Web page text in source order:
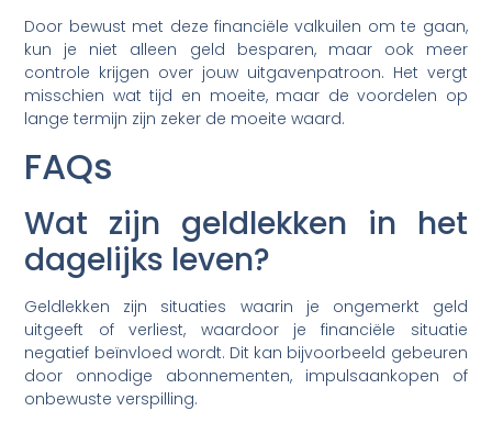
Door bewust met deze financiële valkuilen om te gaan,
kun je niet alleen geld besparen, maar ook meer
controle krijgen over jouw uitgavenpatroon. Het vergt
misschien wat tijd en moeite, maar de voordelen op
lange termijn zijn zeker de moeite waard.
FAQs
Wat zijn geldlekken in het
dagelijks leven?
Geldlekken zijn situaties waarin je ongemerkt geld
uitgeeft of verliest, waardoor je financiële situatie
negatief beïnvloed wordt. Dit kan bijvoorbeeld gebeuren
door onnodige abonnementen, impulsaankopen of
onbewuste verspilling.